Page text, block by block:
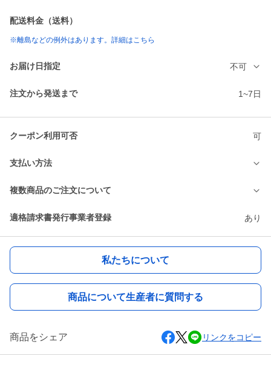
配送料金（送料）
※離島などの例外はあります。詳細はこちら
お届け日指定 不可
注文から発送まで 1~7日
クーポン利用可否 可
支払い方法
複数商品のご注文について
適格請求書発行事業者登録 あり
私たちについて
商品について生産者に質問する
商品をシェア リンクをコピー